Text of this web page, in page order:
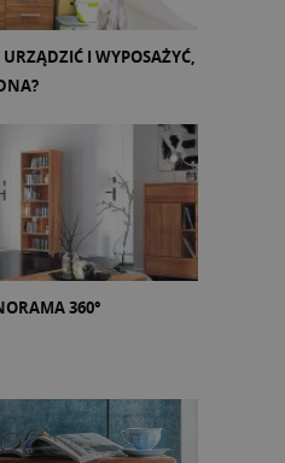
I WYPOSAŻYĆ,
360°